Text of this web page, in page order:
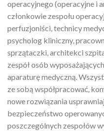
operacyjnego (operacyjne i
członkowie zespołu
perfuzjoniści, technicy
psycholog kliniczny,
sprzątaczki, architekci
zespół osób
aparaturę medyczną.
ze sobą współpracować,
nowe rozwiązania
bezpieczeństwo
poszczególnych zespołów